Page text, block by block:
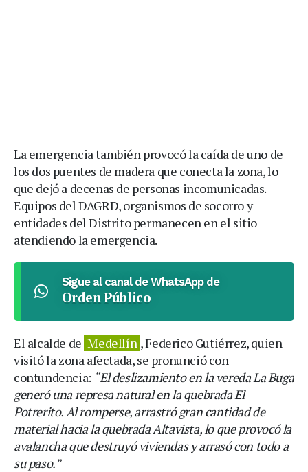
La emergencia también provocó la caída de uno de
los dos puentes de madera que conecta la zona, lo
que dejó a decenas de personas incomunicadas.
Equipos del DAGRD, organismos de socorro y
entidades del Distrito permanecen en el sitio
atendiendo la emergencia.
Sigue al canal de WhatsApp de
Orden Público
El alcalde de Medellín , Federico Gutiérrez, quien
visitó la zona afectada, se pronunció con
contundencia: “El deslizamiento en la vereda La Buga
generó una represa natural en la quebrada El
Potrerito. Al romperse, arrastró gran cantidad de
material hacia la quebrada Altavista, lo que provocó la
avalancha que destruyó viviendas y arrasó con todo a
su paso.”